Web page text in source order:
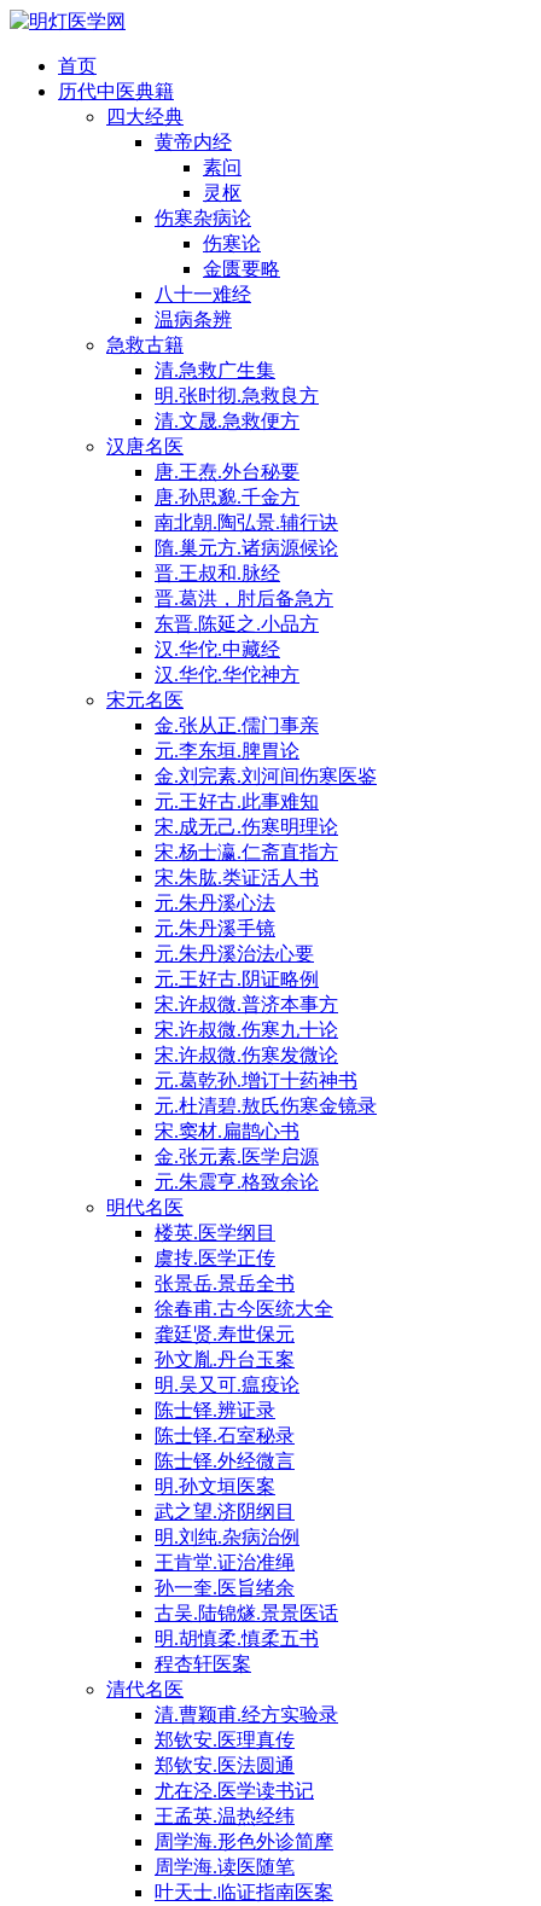
首页
历代中医典籍
四大经典
黄帝内经
素问
灵枢
伤寒杂病论
伤寒论
金匮要略
八十一难经
温病条辨
急救古籍
清.急救广生集
明.张时彻.急救良方
清.文晟.急救便方
汉唐名医
唐.王焘.外台秘要
唐.孙思邈.千金方
南北朝.陶弘景.辅行诀
隋.巢元方.诸病源候论
晋.王叔和.脉经
晋.葛洪，肘后备急方
东晋.陈延之.小品方
汉.华佗.中藏经
汉.华佗.华佗神方
宋元名医
金.张从正.儒门事亲
元.李东垣.脾胃论
金.刘完素.刘河间伤寒医鉴
元.王好古.此事难知
宋.成无己.伤寒明理论
宋.杨士瀛.仁斋直指方
宋.朱肱.类证活人书
元.朱丹溪心法
元.朱丹溪手镜
元.朱丹溪治法心要
元.王好古.阴证略例
宋.许叔微.普济本事方
宋.许叔微.伤寒九十论
宋.许叔微.伤寒发微论
元.葛乾孙.增订十药神书
元.杜清碧.敖氏伤寒金镜录
宋.窦材.扁鹊心书
金.张元素.医学启源
元.朱震亨.格致余论
明代名医
楼英.医学纲目
虞抟.医学正传
张景岳.景岳全书
徐春甫.古今医统大全
龚廷贤.寿世保元
孙文胤.丹台玉案
明.吴又可.瘟疫论
陈士铎.辨证录
陈士铎.石室秘录
陈士铎.外经微言
明.孙文垣医案
武之望.济阴纲目
明.刘纯.杂病治例
王肯堂.证治准绳
孙一奎.医旨绪余
古吴.陆锦燧.景景医话
明.胡慎柔.慎柔五书
程杏轩医案
清代名医
清.曹颖甫.经方实验录
郑钦安.医理真传
郑钦安.医法圆通
尤在泾.医学读书记
王孟英.温热经纬
周学海.形色外诊简摩
周学海.读医随笔
叶天士.临证指南医案